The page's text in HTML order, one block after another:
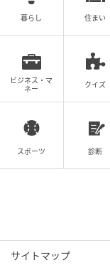
エキサイトニュース
エキサイトニュース
暮らし 住まい
ビジネス・マ
ネー
クイズ
スポーツ 診断
サイトマップ